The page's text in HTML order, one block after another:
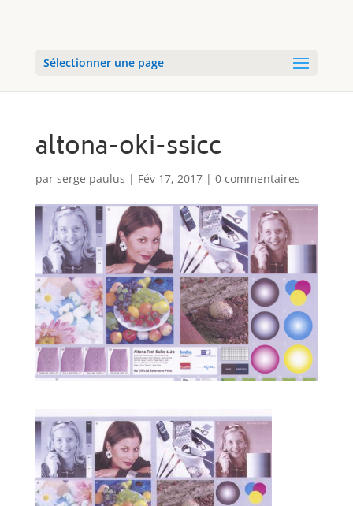
Sélectionner une page
altona-oki-ssicc
par serge paulus | Fév 17, 2017| 0 commentaires